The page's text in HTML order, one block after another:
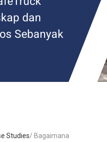
dan
Sebanyak
Studies/ Bagaimana